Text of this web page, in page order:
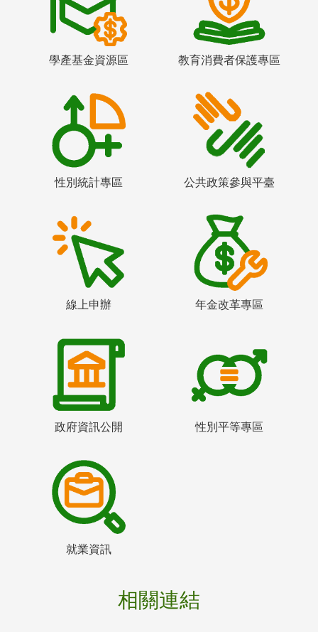
學產基金資源區 教育消費者保護專區
性別統計專區 公共政策參與平臺
線上申辦 年金改革專區
政府資訊公開 性別平等專區
就業資訊
相關連結